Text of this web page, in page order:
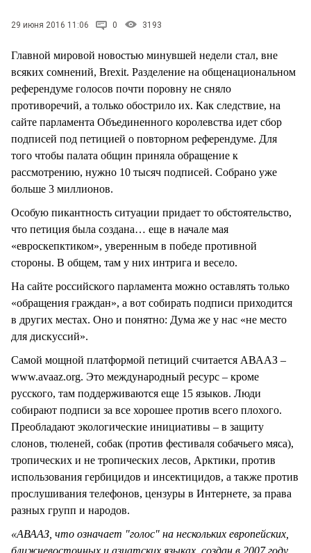
29 июня 2016 11:06 0 3193
Главной мировой новостью минувшей недели стал, вне
всяких сомнений, Brexit. Разделение на общенациональном
референдуме голосов почти поровну не сняло
противоречий, а только обострило их. Как следствие, на
сайте парламента Объединенного королевства идет сбор
подписей под петицией о повторном референдуме. Для
того чтобы палата общин приняла обращение к
рассмотрению, нужно 10 тысяч подписей. Собрано уже
больше 3 миллионов.
Особую пикантность ситуации придает то обстоятельство,
что петиция была создана… еще в начале мая
«евроскепктиком», уверенным в победе противной
стороны. В общем, там у них интрига и весело.
На сайте российского парламента можно оставлять только
«обращения граждан», а вот собирать подписи приходится
в других местах. Оно и понятно: Дума же у нас «не место
для дискуссий».
Самой мощной платформой петиций считается АВААЗ –
www.avaaz.org. Это международный ресурс – кроме
русского, там поддерживаются еще 15 языков. Люди
собирают подписи за все хорошее против всего плохого.
Преобладают экологические инициативы – в защиту
слонов, тюленей, собак (против фестиваля собачьего мяса),
тропических и не тропических лесов, Арктики, против
использования гербицидов и инсектицидов, а также против
прослушивания телефонов, цензуры в Интернете, за права
разных групп и народов.
«АВААЗ, что означает "голос" на нескольких европейских,